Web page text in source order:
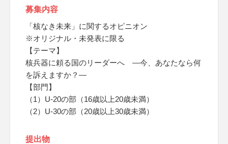
募集内容
「核なき未来」に関するオピニオン
※オリジナル・未発表に限る
【テーマ】
核兵器に頼る国のリーダーへ ―今、あなたなら何
を訴えますか？―
【部門】
（1）U-20の部（16歳以上20歳未満）
（2）U-30の部（20歳以上30歳未満）
提出物